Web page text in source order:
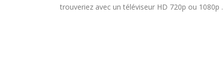
trouveriez avec un téléviseur HD 720p ou 1080p .